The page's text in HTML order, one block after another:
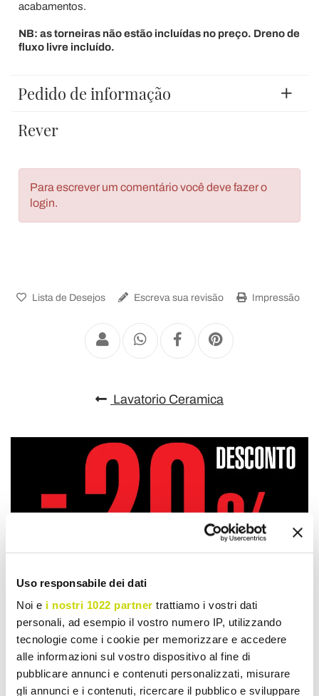
Uso responsabile dei dati
Noi e i nostri 1022 partner trattiamo i vostri dati
personali, ad esempio il vostro numero IP, utilizzando
tecnologie come i cookie per memorizzare e accedere
alle informazioni sul vostro dispositivo al fine di
pubblicare annunci e contenuti personalizzati, misurare
gli annunci e i contenuti, ricercare il pubblico e sviluppare
acabamentos.
NB: as torneiras não estão incluídas no preço. Dreno de
fluxo livre incluído.
Pedido de informação
Rever
Para escrever um comentário você deve fazer o
login.
Lista de Desejos Escreva sua revisão Impressão
Lavatorio Ceramica